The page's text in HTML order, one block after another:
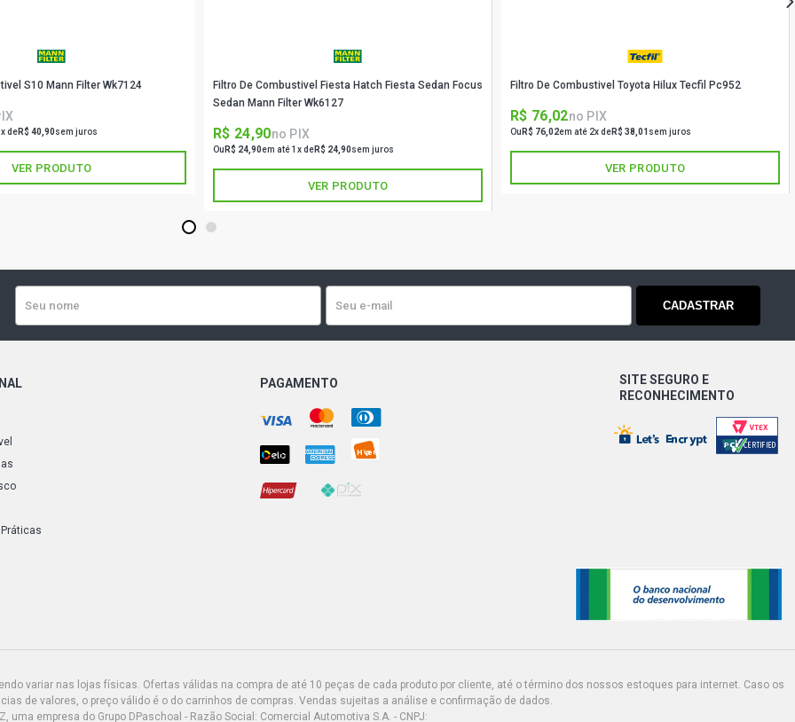
206 SELECTION HATCH 1.6 8V GASOLINA (2001 -
2001)
206 SOLEIL HATCH 1.6 8V GASOLINA (2001 -
S10 Mann Filter Wk7124
deR$ 40,90sem juros
VER PRODUTO
Filtro De Combustivel Fiesta Hatch Fiesta Sedan Focus
Sedan Mann Filter Wk6127
R$ 24,90no PIX
Ou R$ 24,90em até 1x deR$ 24,90sem juros
VER PRODUTO
Filtro De Combustivel Toyota Hilux Tecfil Pc952
R$ 76,02no PIX
Ou R$ 76,02em até 2x deR$ 38,01 sem juros
VER PRODUTO
1 2
CADASTRAR
PAGAMENTO
SITE SEGURO E
RECONHECIMENTO
variar nas lojas físicas. Ofertas válidas na compra de até 10 peças de cada produto por cliente, até o término dos nossos estoques para internet. Caso os
de valores, o preço válido é o do carrinhos de compras. Vendas sujeitas a análise e confirmação de dados.
uma empresa do Grupo DPaschoal - Razão Social: Comercial Automotiva S.A. - CNPJ: